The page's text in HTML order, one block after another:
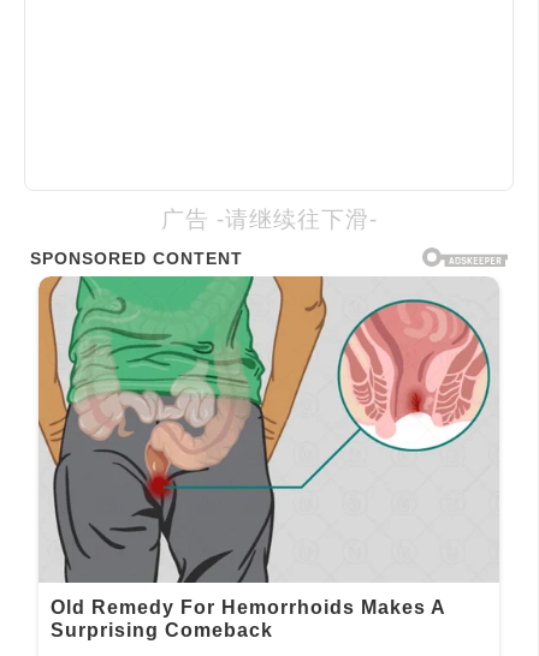
广告 -请继续往下滑-